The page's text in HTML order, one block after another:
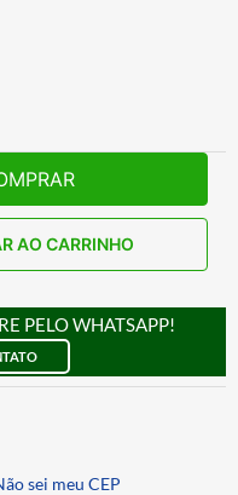
AO CARRINHO
PELO WHATSAPP!
sei meu CEP